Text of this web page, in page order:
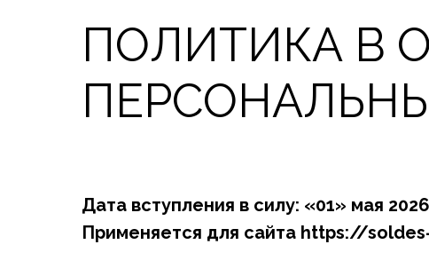
ПОЛИТИКА В
Дата вступления в силу: «01» мая
Применяется для сайта https://